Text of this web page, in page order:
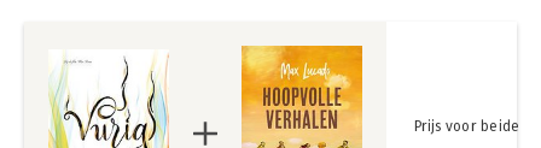
Prijs voor beide